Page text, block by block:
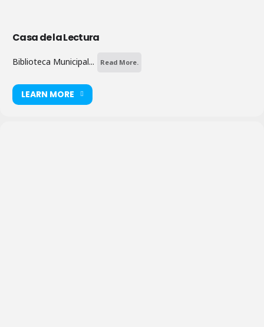
Casa de la Lectura
Biblioteca Municipal... Read More.
LEARN MORE